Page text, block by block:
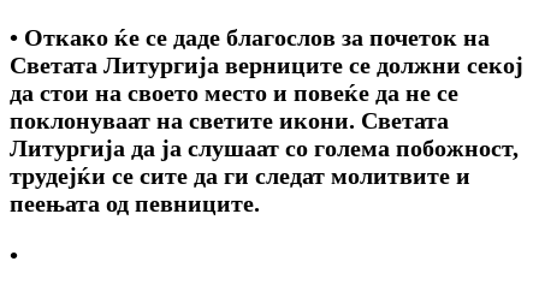
• Откако ќе се даде благослов за почеток на
Светата Литургија верниците се должни секој
да стои на своето место и повеќе да не се
поклонуваат на светите икони. Светата
Литургија да ја слушаат co голема побожност,
трудејќи се сите да ги следат молитвите и
пеењата од певниците.
•